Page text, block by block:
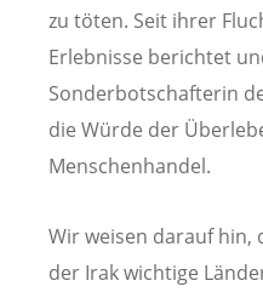
zu töten. Seit ihrer
Erlebnisse berichtet
Sonderbotschafterin
die Würde der
Menschenhandel.
Wir weisen darauf hin,
der Irak wichtige